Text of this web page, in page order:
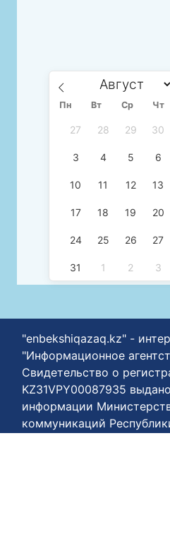
Пн Вт Ср Чт
27 28 29 30
3 4 5 6
10 11 12 13
17 18 19 20
24 25 26 27
31 1 2 3
"enbekshiqazaq.kz" -
"Информационное
Свидетельство о
KZ31VPY00087935
информации
коммуникаций